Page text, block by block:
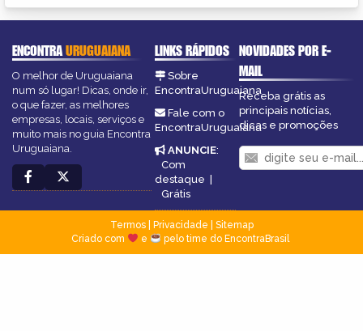
ENCONTRAURUGUAIANA
O melhor de Uruguaiana
num só lugar! Dicas, onde ir,
o que fazer, as melhores
empresas, locais, serviços e
muito mais no guia Encontra
Uruguaiana.
LINKS RÁPIDOS
Sobre
EncontraUruguaiana
Fale com o
EncontraUruguaiana
ANUNCIE:
Com
destaque
Grátis
NOVIDADES POR E-
MAIL
Receba grátis as
principais notícias,
dicas e promoções
Termos| Privacidade
Sitemap
Criado com
e pelo time do EncontraBrasil